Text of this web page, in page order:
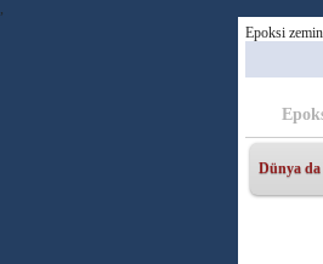
,
Epoksi
Dünya